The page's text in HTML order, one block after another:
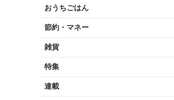
おうちごはん
節約・マネー
雑貨
特集
連載